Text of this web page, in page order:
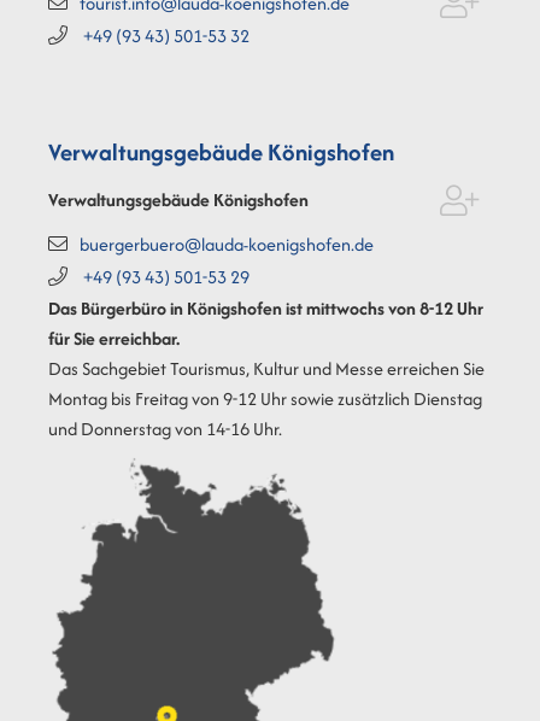
+49 (9343) 501-5332
Verwaltungsgebäude Königshofen
Verwaltungsgebäude Königshofen
buergerbuero@lauda-koenigshofen.de
+49 (9343) 501-5329
Das Bürgerbüro in Königshofen ist mittwochs von 8-12 Uhr
für Sie erreichbar.
Das Sachgebiet Tourismus, Kultur und Messe erreichen Sie
Montag bis Freitag von 9-12 Uhr sowie zusätzlich Dienstag
und Donnerstag von 14-16 Uhr.